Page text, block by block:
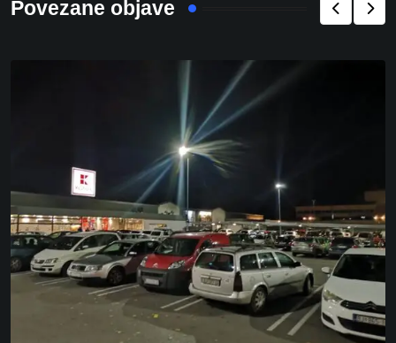
Povezane objave